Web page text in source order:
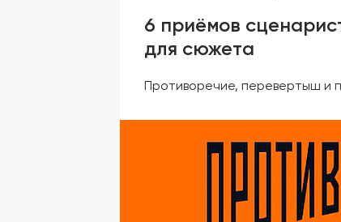
6 приёмов
для сюжета
Противоречие, перевертыш и